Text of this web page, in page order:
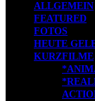
ALLGEMEIN
FEATURED
FOTOS
HEUTE
KURZFILME